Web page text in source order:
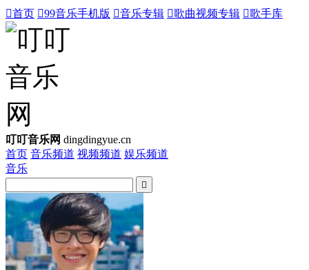
首页 99音乐手机版 音乐专辑 歌曲视频专辑 歌手库
叮叮音乐网 dingdingyue.cn
首页 音乐频道 视频频道 娱乐频道
音乐
